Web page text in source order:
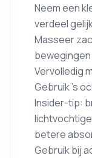
Neem een
verdeel
Masseer
Vervolledig
Gebruik ’s
Insider-tip:
betere
Gebruik bij